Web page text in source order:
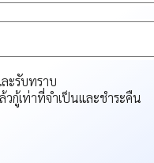
ะรับทราบ
วกู้เท่าที่จำเป็นและชำระคืน